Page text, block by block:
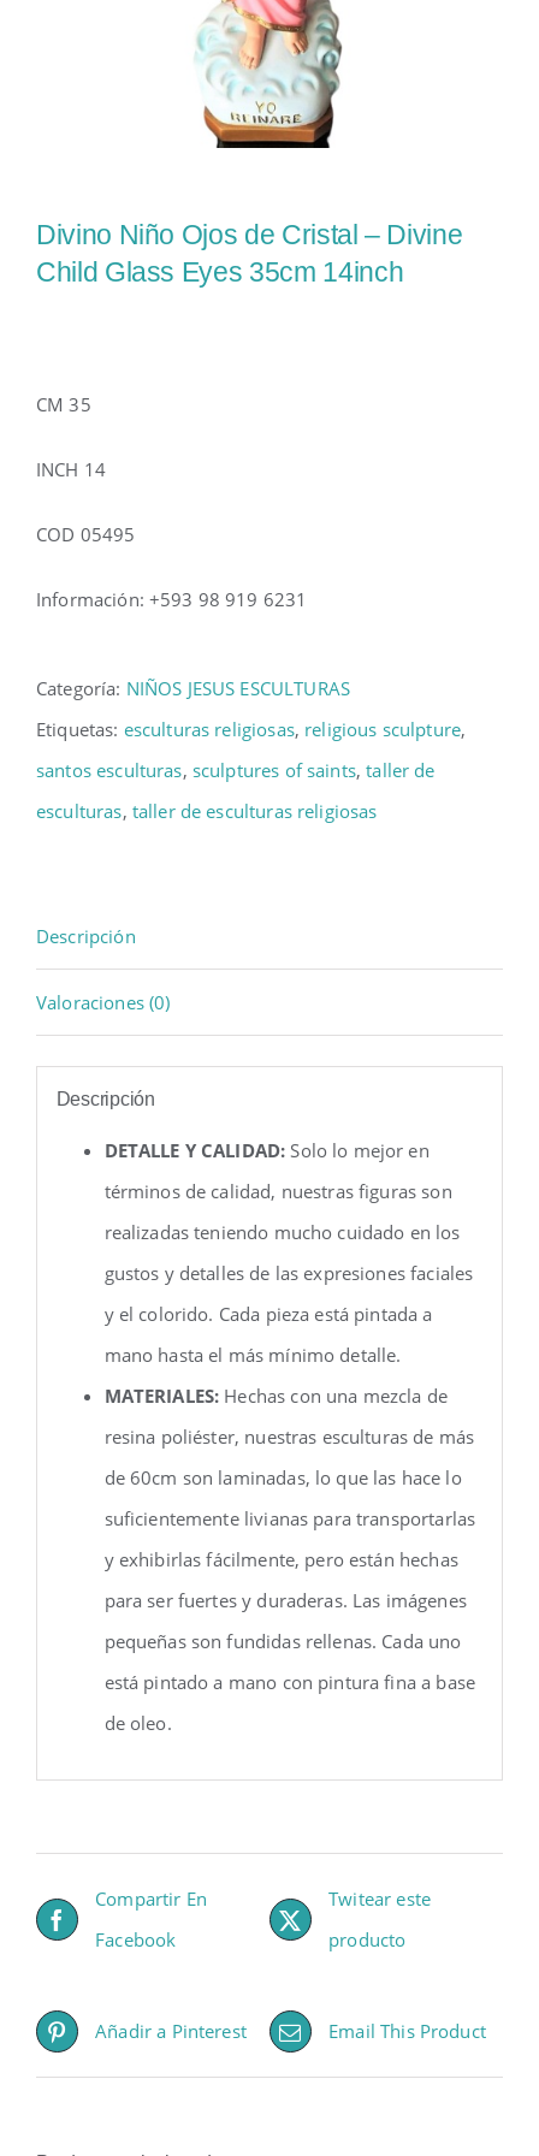
Divino Niño Ojos de Cristal – Divine
Child Glass Eyes 35cm 14inch
CM 35
INCH 14
COD 05495
Información: +593 98 919 6231
Categoría: NIÑOS JESUS ESCULTURAS
Etiquetas: esculturas religiosas, religious sculpture,
santos esculturas, sculptures of saints,taller de
esculturas, taller de esculturas religiosas
Descripción
Valoraciones (0)
Descripción
DETALLE Y CALIDAD: Solo lo mejor en
términos de calidad, nuestras figuras son
realizadas teniendo mucho cuidado en los
gustos y detalles de las expresiones faciales
y el colorido. Cada pieza está pintada a
mano hasta el más mínimo detalle.
MATERIALES: Hechas con una mezcla de
resina poliéster, nuestras esculturas de más
de 60cm son laminadas, lo que las hace lo
suficientemente livianas para transportarlas
y exhibirlas fácilmente, pero están hechas
para ser fuertes y duraderas. Las imágenes
pequeñas son fundidas rellenas. Cada uno
está pintado a mano con pintura fina a base
de oleo.
Compartir En
Facebook
Twitear este
producto
Añadir a Pinterest Email This Product